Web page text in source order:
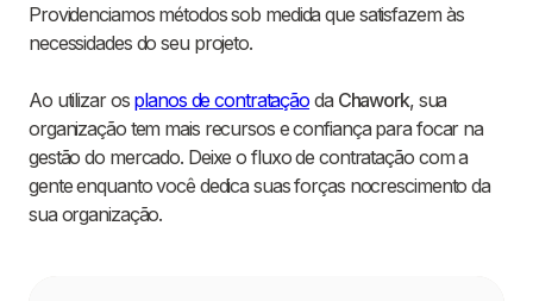
Providenciamos métodos sob medida que satisfazem às
necessidades do seu projeto.
Ao utilizar os planos de contratação da Chawork, sua
organização tem mais recursos e confiança para focar na
gestão do mercado. Deixe o fluxo de contratação com a
gente enquanto você dedica suas forças nocrescimento da
sua organização.